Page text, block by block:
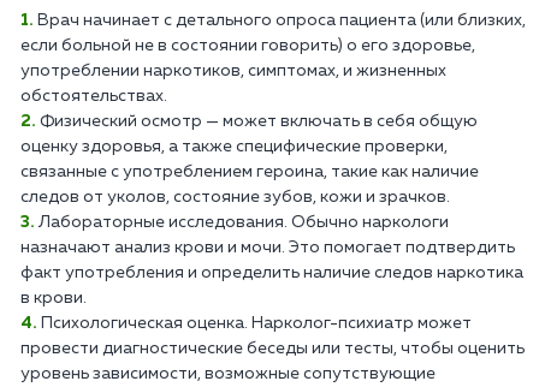
Врач начинает с детального опроса пациента (или близких,
если больной не в состоянии говорить) о его здоровье,
употреблении наркотиков, симптомах, и жизненных
обстоятельствах.
Физический осмотр — может включать в себя общую
оценку здоровья, а также специфические проверки,
связанные с употреблением героина, такие как наличие
следов от уколов, состояние зубов, кожи и зрачков.
Лабораторные исследования. Обычно наркологи
назначают анализ крови и мочи. Это помогает подтвердить
факт употребления и определить наличие следов наркотика
в крови.
Психологическая оценка. Нарколог-психиатр может
провести диагностические беседы или тесты, чтобы оценить
уровень зависимости, возможные сопутствующие